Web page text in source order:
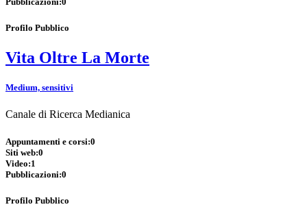
Profilo Pubblico
Vita Oltre La Morte
Medium, sensitivi
Canale di Ricerca Medianica
Appuntamenti e corsi:0
Siti web:0
Video:1
Pubblicazioni:0
Profilo Pubblico